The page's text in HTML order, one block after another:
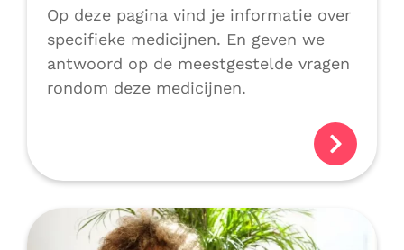
Op deze pagina vind je informatie over
specifieke medicijnen. En geven we
antwoord op de meestgestelde vragen
rondom deze medicijnen.